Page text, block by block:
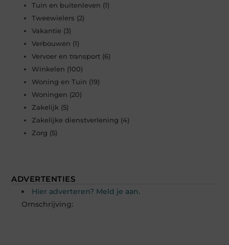
Tuin en buitenleven (1)
Tweewielers (2)
Vakantie (3)
Verbouwen (1)
Vervoer en transport (6)
Winkelen (100)
Woning en Tuin (19)
Woningen (20)
Zakelijk (5)
Zakelijke dienstverlening (4)
Zorg (5)
ADVERTENTIES
Hier adverteren? Meld je aan.
Omschrijving: